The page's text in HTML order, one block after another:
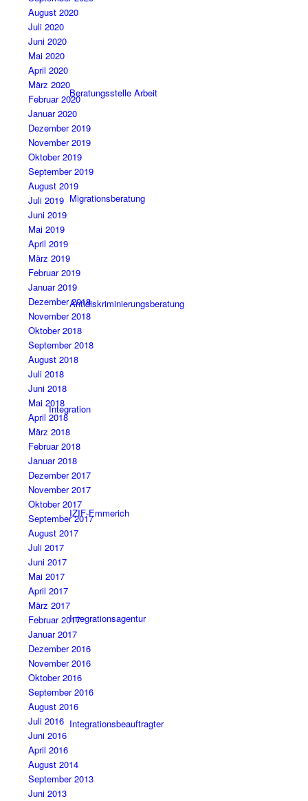
Beratungsstelle Arbeit
Migrationsberatung
Antidiskriminierungsberatung
Integration
IZIF-Emmerich
Integrationsagentur
Integrationsbeauftragter
August 2020
Juli 2020
Juni 2020
Mai 2020
April 2020
März 2020
Februar 2020
Januar 2020
Dezember 2019
November 2019
Oktober 2019
September 2019
August 2019
Juli 2019
Juni 2019
Mai 2019
April 2019
März 2019
Februar 2019
Januar 2019
Dezember 2018
November 2018
Oktober 2018
September 2018
August 2018
Juli 2018
Juni 2018
Mai 2018
April 2018
März 2018
Februar 2018
Januar 2018
Dezember 2017
November 2017
Oktober 2017
September 2017
August 2017
Juli 2017
Juni 2017
Mai 2017
April 2017
März 2017
Februar 2017
Januar 2017
Dezember 2016
November 2016
Oktober 2016
September 2016
August 2016
Juli 2016
Juni 2016
April 2016
August 2014
September 2013
Juni 2013